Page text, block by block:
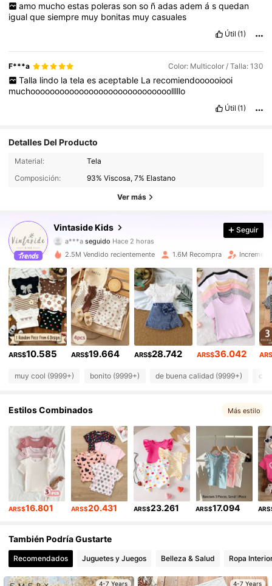
amo mucho estas poleras son so ñ adas adem á s quedan
igualquesiempre muy bonitas muycasuales
Útil (1)
F***a Color: Multicolor / Talla: 130
Talla lindo la tela es aceptable La recomiendoooooiooi
muchooooooooooooooooooooooooooooolllllo
Útil (1)
Detalles Del Producto
Material:
Tela
Composición:
93% Viscosa, 7% Elastano
Ver más
Vintaside Kids
621K Seguidores
4,92 621K Seguidores
4,92 621K Seguidores
4,92 621K Seguidores
4,92 621K Seguidores
4,92 621K Seguidores
621K Seguidores
4,92 621K Seguidores
621K Seguidores
Seguir
2.5M Vendido recientemente 1.6M Recompra
ARS$10.585 ARS$19.664 ARS$28.742 ARS$36.042
muy cool (9999+) bonito (9999+) de buena calidad (9999+)
Estilos Combinados Más estilo
ARS$16.801 ARS$20.431 ARS$23.261 ARS$17.094
También Podría Gustarte
Recomendados Juguetes y Juegos Belleza & Salud Ropa
4-7 Years 4-7 Years